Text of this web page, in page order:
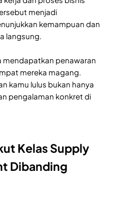
menjadi
kemampuan dan
langsung.
mendapatkan penawaran
mereka magang.
kamu lulus bukan hanya
pengalaman konkret di
Kelas Supply
Dibanding